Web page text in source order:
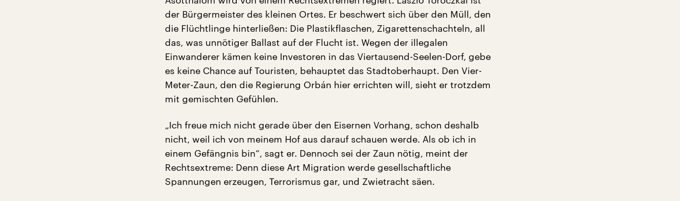
der Bürgermeister des kleinen Ortes. Er beschwert sich über den Müll, den
die Flüchtlinge hinterließen: Die Plastikflaschen, Zigarettenschachteln, all
das, was unnötiger Ballast auf der Flucht ist. Wegen der illegalen
Einwanderer kämen keine Investoren in das Viertausend-Seelen-Dorf, gebe
es keine Chance auf Touristen, behauptet das Stadtoberhaupt. Den Vier-
Meter-Zaun, den die Regierung Orbán hier errichten will, sieht er trotzdem
mit gemischten Gefühlen.
„Ich freue mich nicht gerade über den Eisernen Vorhang, schon deshalb
nicht, weil ich von meinem Hof aus darauf schauen werde. Als ob ich in
einem Gefängnis bin“, sagt er. Dennoch sei der Zaun nötig, meint der
Rechtsextreme: Denn diese Art Migration werde gesellschaftliche
Spannungen erzeugen, Terrorismus gar, und Zwietracht säen.